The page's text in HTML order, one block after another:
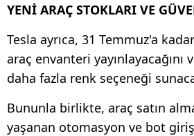
YENİ ARAÇ STOKLARI VE
Tesla ayrıca, 31 Temmuz'a
araç envanteri yayınlayacağını
daha fazla renk seçeneği
Bununla birlikte, araç satın
yaşanan otomasyon ve bot